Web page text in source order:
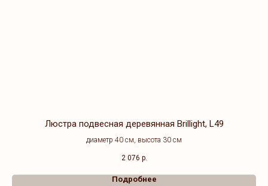
Люстра подвесная деревянная Brillight, L49
диаметр 40 см, высота 30 см
2 076 р.
Подробнее